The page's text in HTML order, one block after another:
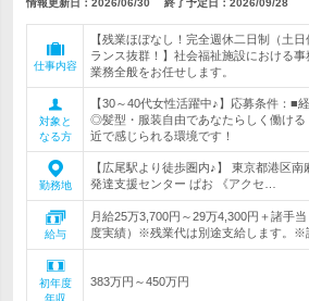
情報更新日：2026/06/30 終了予定日： 2026/09/28
仕事内容
【残業ほぼなし！完全週休二日制（土
ランス抜群！】社会福祉施設における
業務全般をお任せします。
対象と
なる方
【30～40代女性活躍中♪】応募条件：■
◎髪型・服装自由であなたらしく働け
近で感じられる環境です！
勤務地
【広尾駅より徒歩圏内♪】 東京都港区
発達支援センター ぱお 《アクセ…
給与
月給25万3,700円～29万4,300円＋諸手
度実績）※残業代は別途支給します。※
初年度
年収
383万円～450万円